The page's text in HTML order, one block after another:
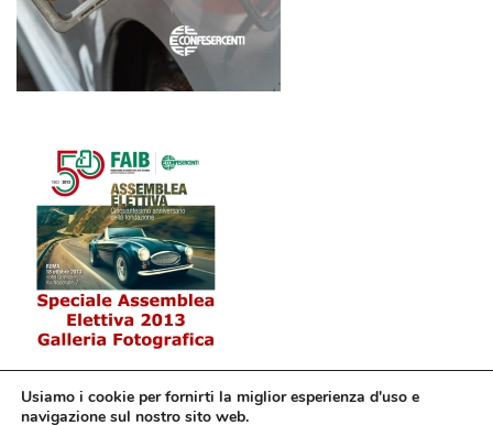
Usiamo i cookie per fornirti la miglior esperienza d'uso e
navigazione sul nostro sito web.